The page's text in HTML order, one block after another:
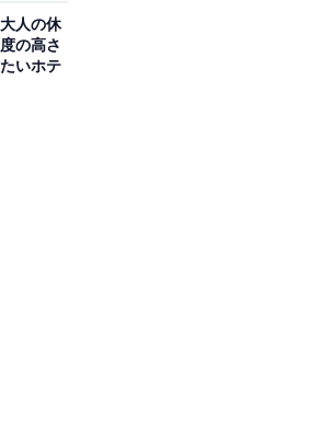
は、海に浮かぶような感覚で庭園露
か、お料理では「しま会席」などで
姫鮑陶板焼といった海の幸を贅沢に
人の休
の高さ
いホテ